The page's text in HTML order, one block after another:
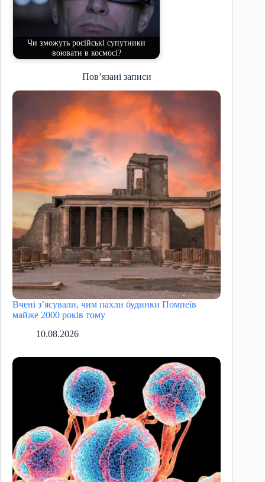
Чи зможуть російські супутники
воювати в космосі?
Пов’язані записи
Вчені з’ясували, чим пахли будинки Помпеїв
майже 2000 років тому
10.08.2026